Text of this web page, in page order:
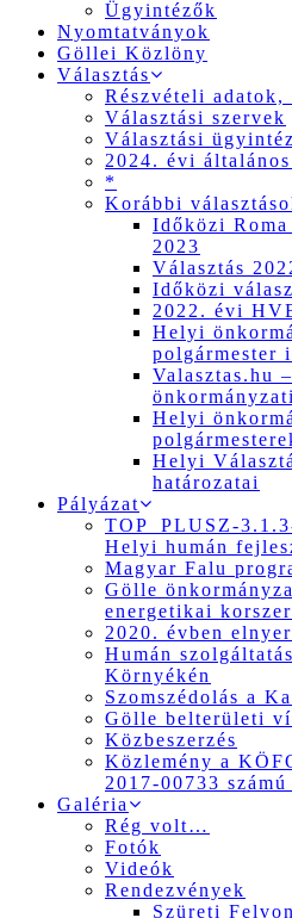
Ügyintézők
Nyomtatványok
Göllei Közlöny
Választás
Részvételi adatok,
Választási szervek
Választási
2024. évi
*
Korábbi
Időközi
2023
Választás
Időközi
2022. évi
Helyi
polgármester
Valasztas.hu
Helyi
Helyi
határozatai
Pályázat
TOP_PLUSZ-
Helyi humán
Magyar Falu
Gölle
energetikai
2020. évben
Humán
Környékén
Szomszédolás a
Gölle belterületi
Közbeszerzés
Közlemény a
2017-00733
Galéria
Rég volt…
Fotók
Videók
Rendezvények
Szüreti